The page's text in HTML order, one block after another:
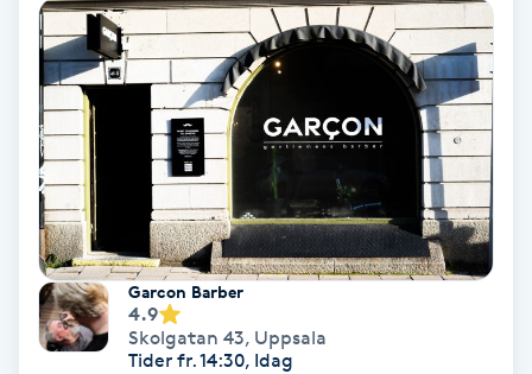
Ombre
Ombre brows
Ombre naglar
Optiker
Ortobionomi
Ortopedi
Garcon Barber
4.9
Skolgatan 43, Uppsala
Tider fr. 14:30, Idag